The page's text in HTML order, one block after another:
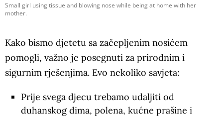
Small girl using tissue and blowing nose while being at home with her
mother.
Kako bismo djetetu sa začepljenim nosićem
pomogli, važno je posegnuti za prirodnim i
sigurnim rješenjima. Evo nekoliko savjeta:
Prije svega djecu trebamo udaljiti od
duhanskog dima, polena, kućne prašine i